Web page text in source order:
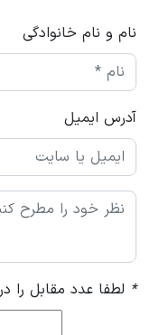
نام و نام خانوادگی
آدرس ایمیل
* لطفا عدد مقابل را